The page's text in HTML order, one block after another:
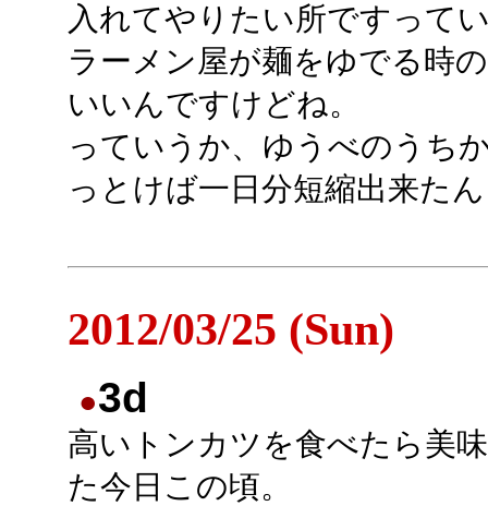
入れてやりたい所ですって
ラーメン屋が麺をゆでる時
いいんですけどね。
っていうか、ゆうべのうち
っとけば一日分短縮出来た
2012/03/25 (Sun)
●3d
高いトンカツを食べたら美
た今日この頃。